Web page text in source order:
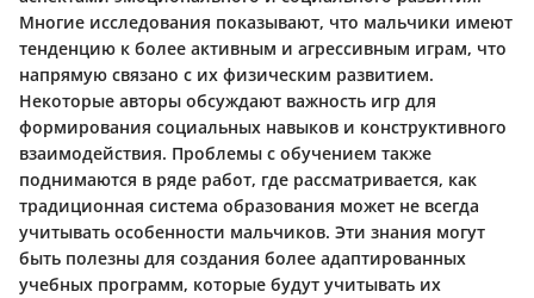
Многие исследования показывают, что мальчики имеют
тенденцию к более активным и агрессивным играм, что
напрямую связано с их физическим развитием.
Некоторые авторы обсуждают важность игр для
формирования социальных навыков и конструктивного
взаимодействия. Проблемы с обучением также
поднимаются в ряде работ, где рассматривается, как
традиционная система образования может не всегда
учитывать особенности мальчиков. Эти знания могут
быть полезны для создания более адаптированных
учебных программ, которые будут учитывать их